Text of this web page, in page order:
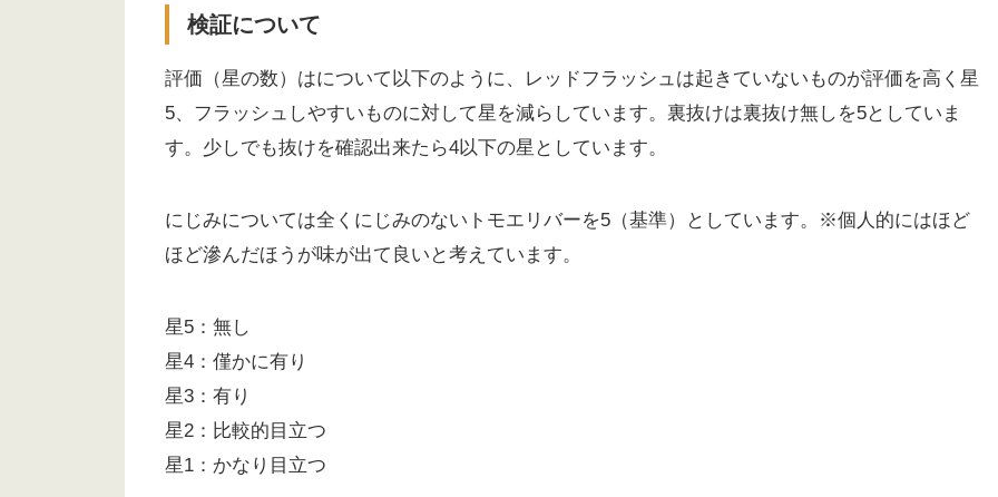
検証について
評価（星の数）はについて以下のように、レッドフラッシュは起きていないものが評価を高く星
5、フラッシュしやすいものに対して星を減らしています。裏抜けは裏抜け無しを5としていま
す。少しでも抜けを確認出来たら4以下の星としています。
にじみについては全くにじみのないトモエリバーを5（基準）としています。※個人的にはほど
ほど滲んだほうが味が出て良いと考えています。
星5：無し
星4：僅かに有り
星3：有り
星2：比較的目立つ
星1：かなり目立つ